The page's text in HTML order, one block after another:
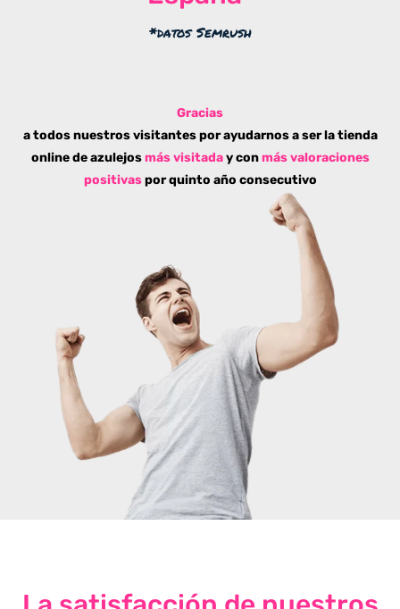
*datos Semrush
Gracias
a todos nuestros visitantes por ayudarnos a ser la tienda
online de azulejos más visitaday conmás valoraciones
positivaspor quinto año consecutivo